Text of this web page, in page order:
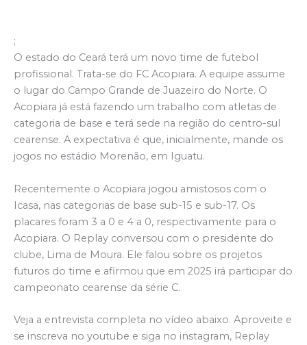
;
O estado do Ceará terá um novo time de futebol
profissional. Trata-se do FC Acopiara. A equipe assume
o lugar do Campo Grande de Juazeiro do Norte. O
Acopiara já está fazendo um trabalho com atletas de
categoria de base e terá sede na região do centro-sul
cearense. A expectativa é que, inicialmente, mande os
jogos no estádio Morenão, em Iguatu.
Recentemente o Acopiara jogou amistosos com o
Icasa, nas categorias de base sub-15 e sub-17. Os
placares foram 3 a 0 e 4 a 0, respectivamente para o
Acopiara. O Replay conversou com o presidente do
clube, Lima de Moura. Ele falou sobre os projetos
futuros do time e afirmou que em 2025 irá participar do
campeonato cearense da série C.
Veja a entrevista completa no vídeo abaixo. Aproveite e
se inscreva no youtube e siga no instagram, Replay